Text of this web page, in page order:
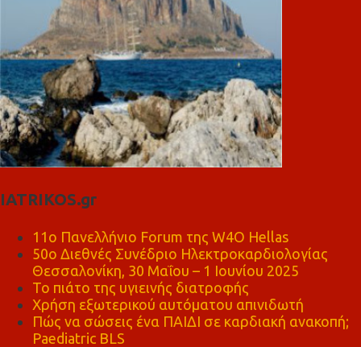
IATRIKOS.gr
11ο Πανελλήνιο Forum της W4O Hellas
50ο Διεθνές Συνέδριο Ηλεκτροκαρδιολογίας
Θεσσαλονίκη, 30 Μαΐου – 1 Ιουνίου 2025
Το πιάτο της υγιεινής διατροφής
Χρήση εξωτερικού αυτόματου απινιδωτή
Πώς να σώσεις ένα ΠΑΙΔΙ σε καρδιακή ανακοπή;
Paediatric BLS